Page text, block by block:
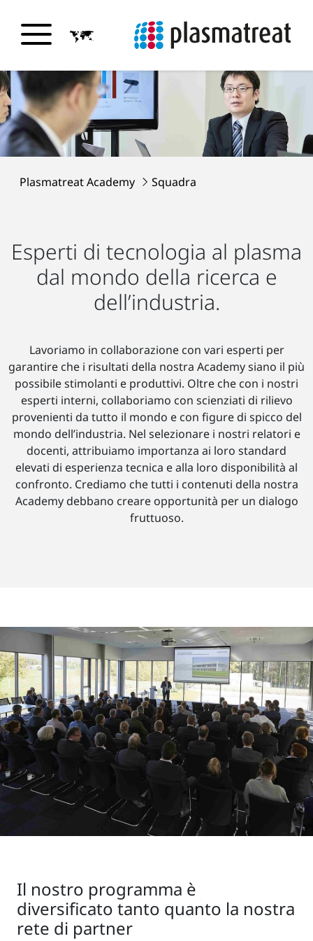
Plasmatreat Academy Squadra
Esperti di tecnologia al plasma
dal mondo della ricerca e
dell’industria.
Lavoriamo in collaborazione con vari esperti per
garantire che i risultati della nostra Academy siano il più
possibile stimolanti e produttivi. Oltre che con i nostri
esperti interni, collaboriamo con scienziati di rilievo
provenienti da tutto il mondo e con figure di spicco del
mondo dell’industria. Nel selezionare i nostri relatori e
docenti, attribuiamo importanza ai loro standard
elevati di esperienza tecnica e alla loro disponibilità al
confronto. Crediamo che tutti i contenuti della nostra
Academy debbano creare opportunità per un dialogo
fruttuoso.
Il nostro programma è
diversificato tanto quanto la nostra
rete di partner